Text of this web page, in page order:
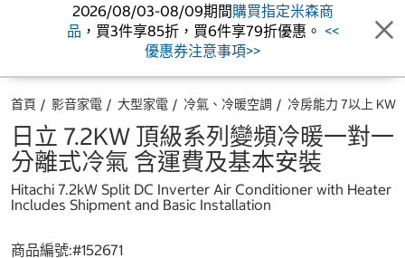
2026/08/03-08/09期間購買指定米森商
品 ，買3件享85折，買6件享79折優惠。 <<
優惠券注意事項>>
首頁 影音家電 大型家電 冷氣、冷暖空調 冷房能力 7以上 KW
日立 7.2KW 頂級系列變頻冷暖一對一
分離式冷氣 含運費及基本安裝
Hitachi 7.2kW Split DC Inverter Air Conditioner with Heater
Includes Shipment and Basic Installation
商品編號:#152671